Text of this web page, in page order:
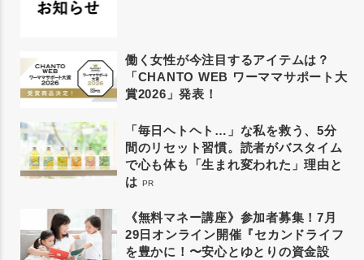
働く女性が今注目するアイテムは？
「CHANTO WEB ワーママサポート大
賞2026」発表！
「毎日ヘトヘト…」な私を救う、5分
間のリセット習慣。読者がバスタイム
で心も体も「生まれ変われた」理由と
は PR
《無料マネー講座》参加者募集！7月
29日オンライン開催『セカンドライフ
を豊かに！〜安心とゆとりの資金設